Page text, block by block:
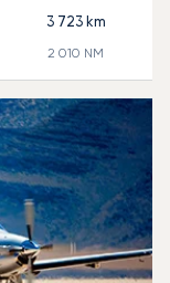
3 723km
2 010 NM